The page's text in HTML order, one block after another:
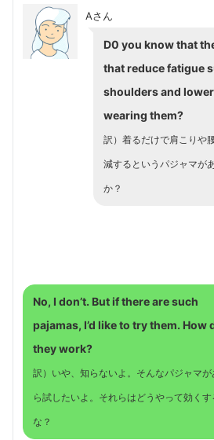
Aさん
D0 you know that
that reduce fatigue
shoulders and
wearing them?
訳）着るだけで肩こりや
減するというパジャマが
か？
No, I don’t. But if there are such
pajamas, I’d like to try them. How
they work?
訳）いや、知らないよ。そんなパジャマが
ら試したいよ。それらはどうやって効くす
な？